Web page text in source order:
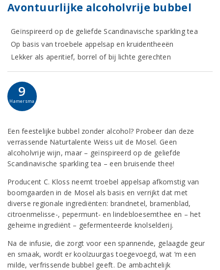
Avontuurlijke alcoholvrije bubbel
Geïnspireerd op de geliefde Scandinavische sparkling tea
Op basis van troebele appelsap en kruidentheeën
Lekker als aperitief, borrel of bij lichte gerechten
9
Hamersma
Een feestelijke bubbel zonder alcohol? Probeer dan deze
verrassende Naturtalente Weiss uit de Mosel. Geen
alcoholvrije wijn, maar – geïnspireerd op de geliefde
Scandinavische sparkling tea – een bruisende thee!
Producent C. Kloss neemt troebel appelsap afkomstig van
boomgaarden in de Mosel als basis en verrijkt dat met
diverse regionale ingrediënten: brandnetel, bramenblad,
citroenmelisse-, pepermunt- en lindebloesemthee en – het
geheime ingrediënt – gefermenteerde knolselderij.
Na de infusie, die zorgt voor een spannende, gelaagde geur
en smaak, wordt er koolzuurgas toegevoegd, wat ‘m een
milde, verfrissende bubbel geeft. De ambachtelijk